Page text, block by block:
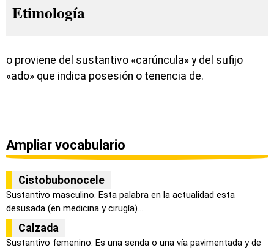
Etimología
o proviene del sustantivo «carúncula» y del sufijo
«ado» que indica posesión o tenencia de.
Ampliar vocabulario
Cistobubonocele
Sustantivo masculino. Esta palabra en la actualidad esta
desusada (en medicina y cirugía)...
Calzada
Sustantivo femenino. Es una senda o una vía pavimentada y de